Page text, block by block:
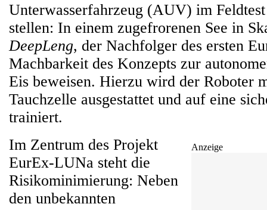
Unterwasserfahrzeug (AUV) im
stellen: In einem zugefrorenen See in
DeepLeng, der Nachfolger des ersten
Machbarkeit des Konzepts zur
Eis beweisen. Hierzu wird der Roboter
Tauchzelle ausgestattet und auf eine
trainiert.
Anzeige
Im Zentrum des Projekt
EurEx-LUNa steht die
Risikominimierung: Neben
den unbekannten